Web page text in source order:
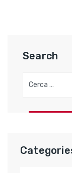
Search